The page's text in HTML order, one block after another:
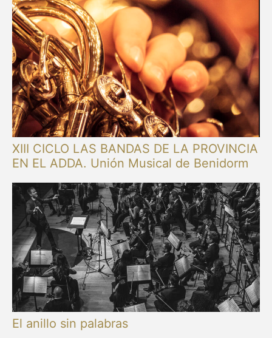
XIII CICLO LAS BANDAS DE LA PROVINCIA
EN EL ADDA. Unión Musical de Benidorm
El anillo sin palabras